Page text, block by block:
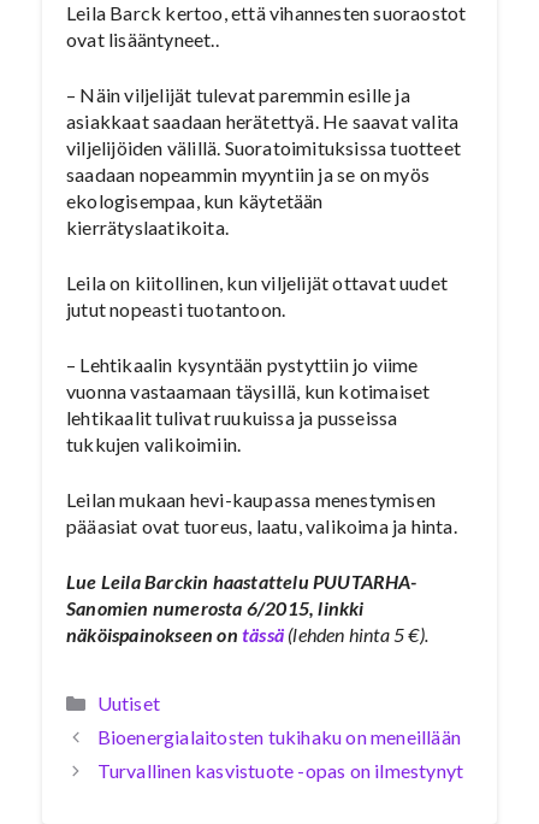
Leila Barck kertoo, että vihannesten suoraostot
ovat lisääntyneet..
– Näin viljelijät tulevat paremmin esille ja
asiakkaat saadaan herätettyä. He saavat valita
viljelijöiden välillä. Suoratoimituksissa tuotteet
saadaan nopeammin myyntiin ja se on myös
ekologisempaa, kun käytetään
kierrätyslaatikoita.
Leila on kiitollinen, kun viljelijät ottavat uudet
jutut nopeasti tuotantoon.
– Lehtikaalin kysyntään pystyttiin jo viime
vuonna vastaamaan täysillä, kun kotimaiset
lehtikaalit tulivat ruukuissa ja pusseissa
tukkujen valikoimiin.
Leilan mukaan hevi-kaupassa menestymisen
pääasiat ovat tuoreus, laatu, valikoima ja hinta.
Lue Leila Barckin haastattelu PUUTARHA-
Sanomien numerosta 6/2015, linkki
näköispainokseen on tässä (lehden hinta 5 €).
Kategoriat
Uutiset
Bioenergialaitosten tukihaku on meneillään
Turvallinen kasvistuote -opas on ilmestynyt